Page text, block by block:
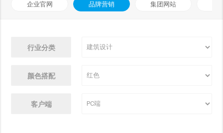
企业官网 品牌营销 集团网站
行业分类
颜色搭配
客户端